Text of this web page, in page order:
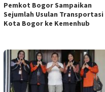
Pemkot Bogor Sampaikan
Sejumlah Usulan Transportasi
Kota Bogor ke Kemenhub